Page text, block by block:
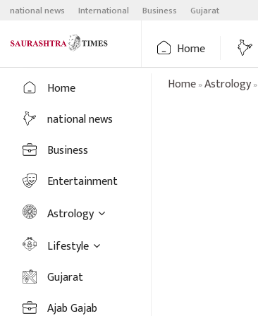
Skip
content
national news International Business Gujarat
Home
Home
national news
Business
Entertainment
Astrology
Lifestyle
Gujarat
Ajab Gajab
Home»Astrology»